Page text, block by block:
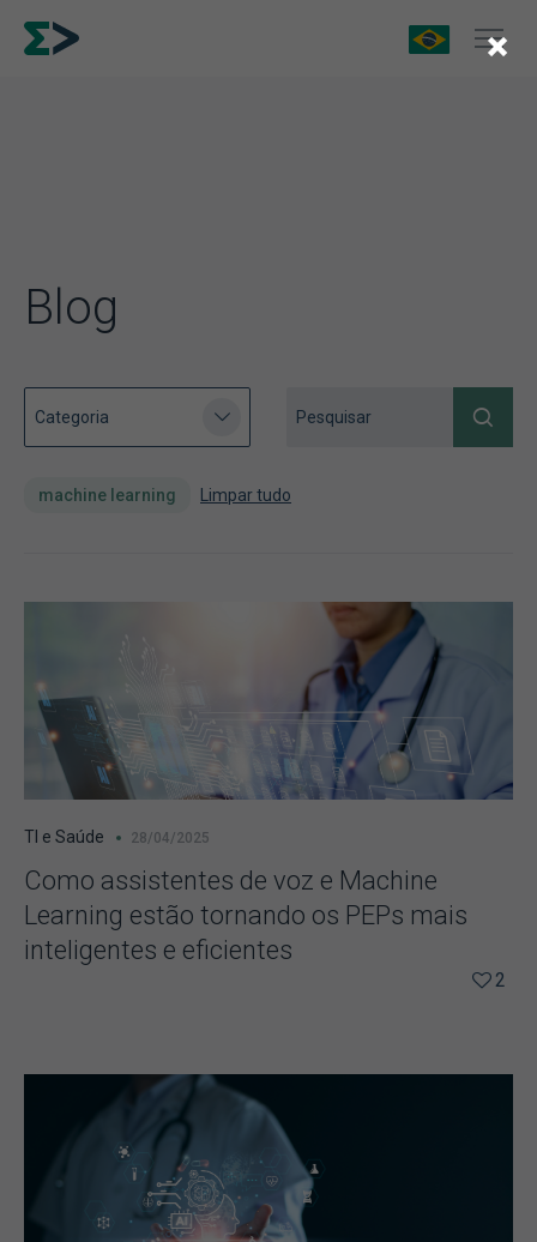
Blog
machine learning Limpar tudo
TI e Saúde 28/04/2025
Como assistentes de voz e Machine
Learning estão tornando os PEPs mais
inteligentes e eficientes
2
×